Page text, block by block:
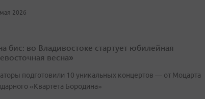
2026
бис: во Владивостоке стартует юбилейная
весна»
подготовили 10 уникальных концертов — от Моцарта
«Квартета Бородина»